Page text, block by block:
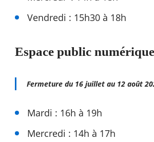
Vendredi : 15h30 à 18h
Espace public
Fermeture du 16 juillet au 12 août
Mardi : 16h à 19h
Mercredi : 14h à 17h